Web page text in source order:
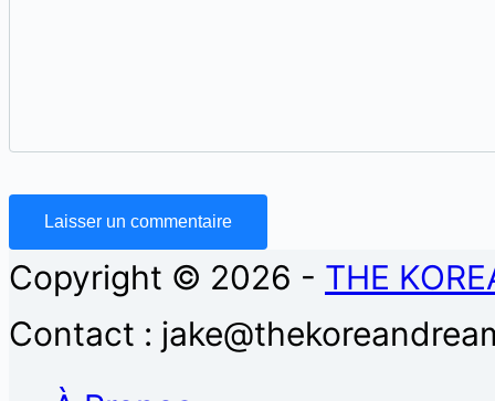
Laisser un commentaire
Copyright © 2026 - THE
Contact :